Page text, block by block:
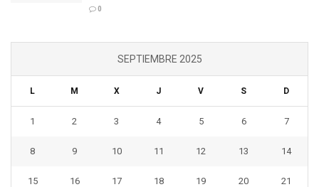
0
SEPTIEMBRE 2025
L M X J V S D
1 2 3 4 5 6 7
8 9 10 11 12 13 14
15 16 17 18 19 20 21